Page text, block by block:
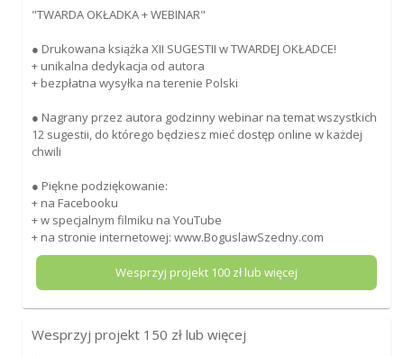
"TWARDA OKŁADKA + WEBINAR"
● Drukowana książka XII SUGESTII w TWARDEJ OKŁADCE!
+ unikalna dedykacja od autora
+ bezpłatna wysyłka na terenie Polski
● Nagrany przez autora godzinny webinar na temat wszystkich
12 sugestii, do którego będziesz mieć dostęp online w każdej
chwili
● Piękne podziękowanie:
+ na Facebooku
+ w specjalnym filmiku na YouTube
+ na stronie internetowej: www.BoguslawSzedny.com
Wesprzyj projekt 100zł lub więcej
Wesprzyj projekt 150 zł lub więcej